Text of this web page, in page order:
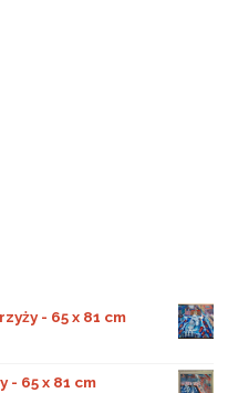
- 65 x 81 cm
- 65 x 81 cm